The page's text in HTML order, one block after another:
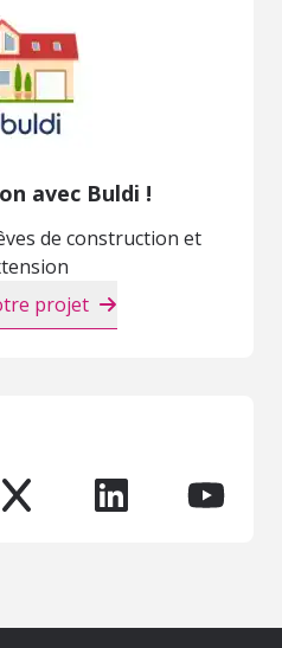
avec Buldi !
de construction et
projet